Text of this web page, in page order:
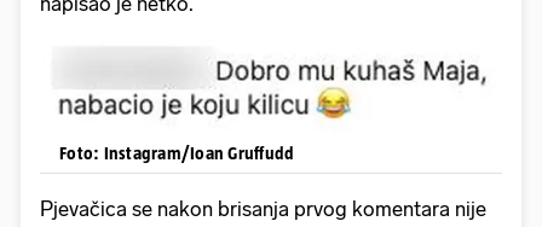
Foto: Instagram/Ioan Gruffudd
Pjevačica se nakon brisanja prvog komentara nije